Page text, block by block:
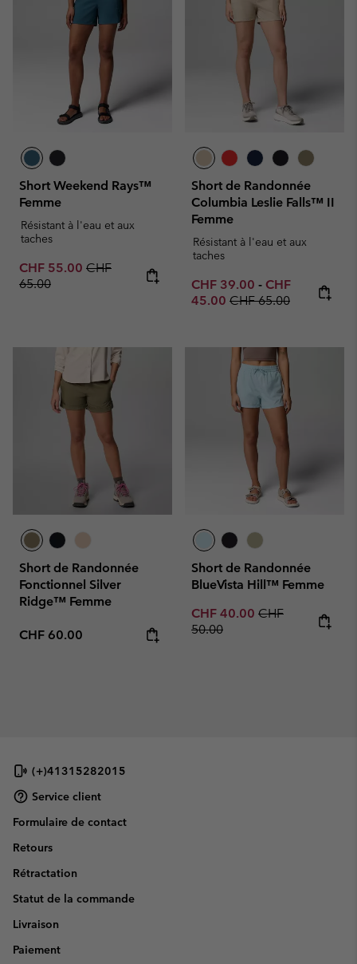
Short Weekend Rays™
Femme
Résistant à l'eau et aux
taches
Sale price:
CHF 55.00 Regular price:
CHF
65.00
Short de Randonnée
Columbia Leslie Falls™ II
Femme
Résistant à l'eau et aux
taches
Minimum sale price:
CHF 39.00 - Maximum sale
CHF
45.00 Regular price:
CHF 65.00
Short de Randonnée
Fonctionnel Silver
Ridge™ Femme
Regular price:
CHF 60.00
Short de Randonnée
BlueVista Hill™ Femme
Sale price:
CHF 40.00 Regular price:
CHF
50.00
(+)41315282015
Service client
Formulaire de contact
Retours
Rétractation
Statut de la commande
Livraison
Paiement